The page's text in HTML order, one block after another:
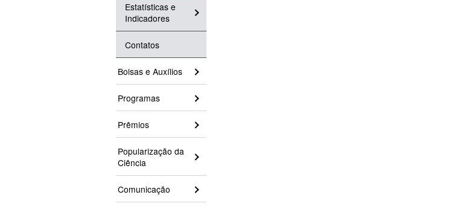
Estatísticas e
Indicadores
Contatos
Bolsas e Auxílios
Programas
Prêmios
Popularização da
Ciência
Comunicação